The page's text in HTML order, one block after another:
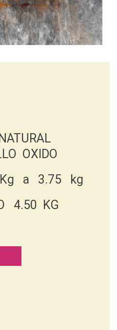
OXIDO
Kg a 3.75 kg
4.50 KG